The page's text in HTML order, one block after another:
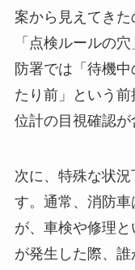
案から見えてき
「点検ルールの
防署では「待機
たり前」という
位計の目視確認が
次に、特殊な状
す。通常、消防
が、車検や修理と
が発生した際、